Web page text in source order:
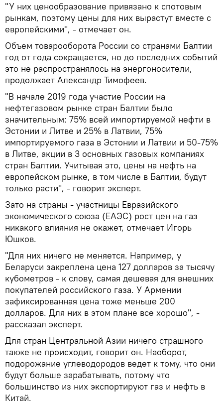
"У них ценообразование привязано к спотовым
рынкам, поэтому цены для них вырастут вместе с
европейскими", - отмечает он.
Объем товарооборота России со странами Балтии
год от года сокращается, но до последних событий
это не распространялось на энергоносители,
продолжает Александр Тимофеев.
"В начале 2019 года участие России на
нефтегазовом рынке стран Балтии было
значительным: 75% всей импортируемой нефти в
Эстонии и Литве и 25% в Латвии, 75%
импортируемого газа в Эстонии и Латвии и 50-75%
в Литве, акции в 3 основных газовых компаниях
стран Балтии. Учитывая это, цены на нефть на
европейском рынке, в том числе в Балтии, будут
только расти", - говорит эксперт.
Зато на страны - участницы Евразийского
экономического союза (ЕАЭС) рост цен на газ
никакого влияния не окажет, отмечает Игорь
Юшков.
"Для них ничего не меняется. Например, у
Беларуси закреплена цена 127 долларов за тысячу
кубометров - к слову, самая дешевая для внешних
покупателей российского газа. У Армении
зафиксированная цена тоже меньше 200
долларов. Для них в этом плане все хорошо", -
рассказал эксперт.
Для стран Центральной Азии ничего страшного
также не происходит, говорит он. Наоборот,
подорожание углеводородов ведет к тому, что они
будут больше зарабатывать, потому что
большинство из них экспортируют газ и нефть в
Китай.